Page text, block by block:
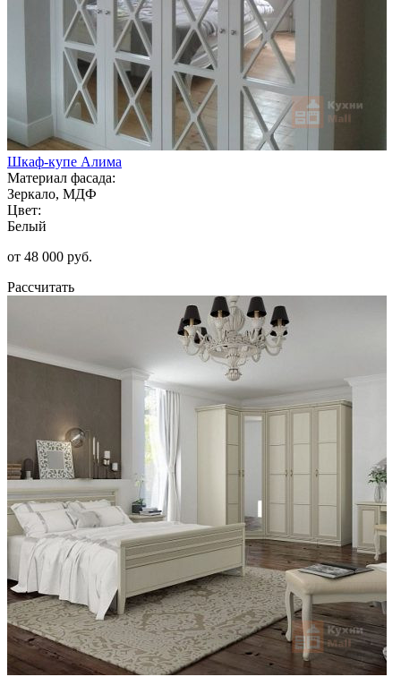
Шкаф-купе Алима
Материал фасада:
Зеркало, МДФ
Цвет:
Белый
от 48 000 руб.
Рассчитать